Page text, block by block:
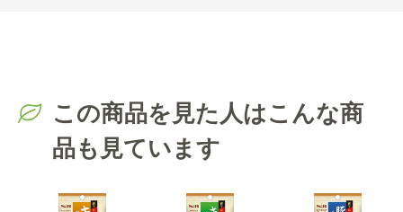
この商品を見た人はこんな商
品も見ています